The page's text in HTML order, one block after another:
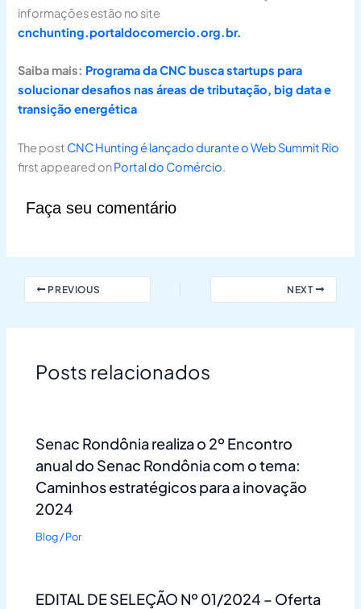
informações estão no site
cnchunting.portaldocomercio.org.br.
Saiba mais: Programa da CNC busca startups para
solucionar desafios nas áreas de tributação, big data e
transição energética
The post CNC Hunting é lançado durante o Web Summit Rio
first appeared onPortal do Comércio.
Faça seu comentário
PREVIOUS NEXT
Posts relacionados
Senac Rondônia realiza o 2º Encontro
anual do Senac Rondônia com o tema:
Caminhos estratégicos para a inovação
2024
Blog/ Por
EDITAL DE SELEÇÃO Nº 01/2024 – Oferta